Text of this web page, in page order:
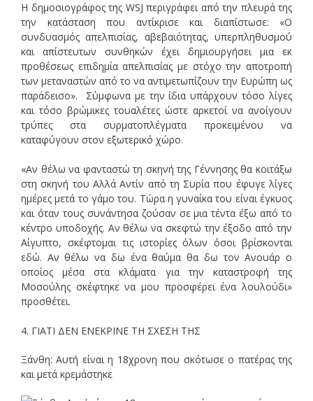
Η δημοσιογράφος της WSJ περιγράφει από την πλευρά της
την κατάσταση που αντίκρισε και διαπίστωσε: «Ο
συνδυασμός απελπισίας, αβεβαιότητας, υπερπληθυσμού
και απίστευτων συνθηκών έχει δημιουργήσει μια εκ
προθέσεως επιδημία απελπισίας με στόχο την αποτροπή
των μεταναστών από το να αντιμετωπίζουν την Ευρώπη ως
παράδεισο». Σύμφωνα με την ίδια υπάρχουν τόσο λίγες
και τόσο βρώμικες τουαλέτες ώστε αρκετοί να ανοίγουν
τρύπες στα συρματοπλέγματα προκειμένου να
καταφύγουν στον εξωτερικό χώρο.
«Αν θέλω να φανταστώ τη σκηνή της Γέννησης θα κοιτάξω
στη σκηνή του Αλλά Αντίν από τη Συρία που έφυγε λίγες
ημέρες μετά το γάμο του. Τώρα η γυναίκα του είναι έγκυος
και όταν τους συνάντησα ζούσαν σε μια τέντα έξω από το
κέντρο υποδοχής. Αν θέλω να σκεφτώ την έξοδο από την
Αίγυπτο, σκέφτομαι τις ιστορίες όλων όσοι βρίσκονται
εδώ. Αν θέλω να δω ένα θαύμα θα δω τον Ανουάρ ο
οποίος μέσα στα κλάματα για την καταστροφή της
Μοσούλης σκέφτηκε να μου προσφέρει ένα λουλούδι»
προσθέτει.
4. ΓΙΑΤΙ ΔΕΝ ΕΝΕΚΡΙΝΕ ΤΗ ΣΧΕΣΗ ΤΗΣ
Ξάνθη: Αυτή είναι η 18χρονη που σκότωσε ο πατέρας της
και μετά κρεμάστηκε